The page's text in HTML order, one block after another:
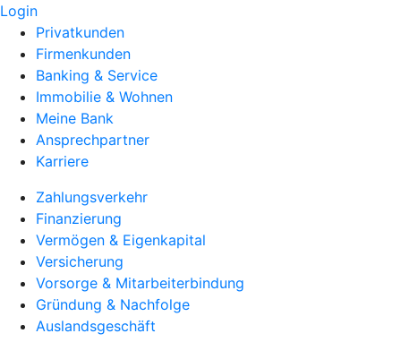
Login
Privatkunden
Firmenkunden
Banking & Service
Immobilie & Wohnen
Meine Bank
Ansprechpartner
Karriere
Zahlungsverkehr
Finanzierung
Vermögen & Eigenkapital
Versicherung
Vorsorge & Mitarbeiterbindung
Gründung & Nachfolge
Auslandsgeschäft